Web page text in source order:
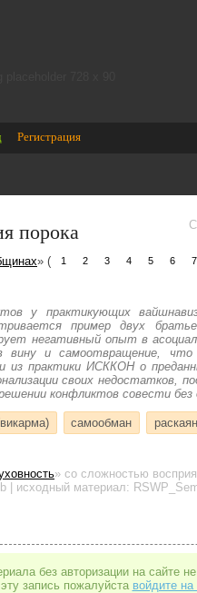
Регистрация
порока
» ( 1 2 3 4 5 6 7
у практикующих
пример двух
негативный опыт в
вину и самоотвращение,
из практики ИСККОН о
своих недостатков,
конфликтов совести без
самообман
» со сложностью
| исходный материал:
без авторизации на сайте
запись пожалуйста войдите на